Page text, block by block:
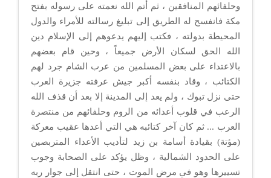
وحلفائهم المنافقين ، ثم أتم الله نعمته على رسوله بفتح
مكة فانفسح له الطريق إلى تبليغ رسالته للأمراء والدول
المحيطة بدولته ، فكتب إليهم يدعوهم إلى الإسلام دين
الله الحق لسكان الأرض جميعاً ، وحين قام بعضهم
بالاعتداء على بعض المسلمين من عرب الشام جرد لهم
الكتائب ، وقاد بنفسه أكبر جيش عرفته جزيرة العرب
حتى نزل تبوك ، ولم يعد إلى المدينة إلا بعد أن قذف الله
الرعب في قلوب أعدائه من الروم وحلفائهم من منتصرة
العرب ... ثم كان آخر كتائبه هي التي أعدها عقيب معركة
(مؤتة) بقيادة أسامة بن زيد لتأديب الأعداء المتربصين
على الحدود الشمالية ، وظل يؤكد على الصحابة وجوب
تسييرها وهو في مرض الموت ، حتى انتقل إلى جوار ربه